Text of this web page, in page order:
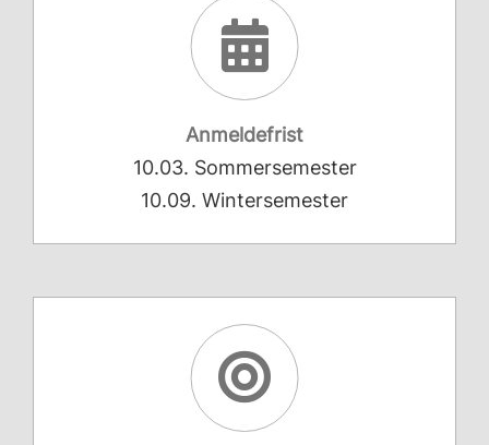
Anmeldefrist
10.03. Sommersemester
10.09. Wintersemester